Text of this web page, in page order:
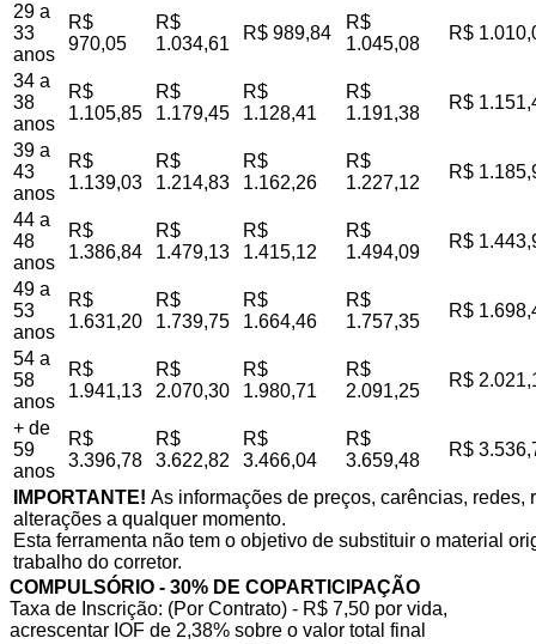
29 a
33
anos
R$
970,05
R$
1.034,61
R$ 989,84
R$
1.045,08
R$
34 a
38
anos
R$
1.105,85
R$
1.179,45
R$
1.128,41
R$
1.191,38
R$
39 a
43
anos
R$
1.139,03
R$
1.214,83
R$
1.162,26
R$
1.227,12
R$
44 a
48
anos
R$
1.386,84
R$
1.479,13
R$
1.415,12
R$
1.494,09
R$
49 a
53
anos
R$
1.631,20
R$
1.739,75
R$
1.664,46
R$
1.757,35
R$
54 a
58
anos
R$
1.941,13
R$
2.070,30
R$
1.980,71
R$
2.091,25
R$
+ de
59
anos
R$
3.396,78
R$
3.622,82
R$
3.466,04
R$
3.659,48
R$
IMPORTANTE! As informações de preços, carências,
alterações a qualquer momento.
Esta ferramenta não tem o objetivo de substituir o material
trabalho do corretor.
COMPULSÓRIO - 30% DE COPARTICIPAÇÃO
Taxa de Inscrição: (Por Contrato) - R$ 7,50 por vida,
acrescentar IOF de 2,38% sobre o valor total final